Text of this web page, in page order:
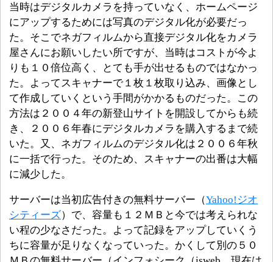
当時はデジタルカメラを持っていなく、ホームページ
にアップするためには写真のデジタル化が必要だっ
た。そこでネガフィルムから直接デジタル化をカメラ
屋さんにお願いしたい所ですが、当時はコストが今よ
りも１０倍位高く、とても手が出せるものではなかっ
た。よってスキャナーで１枚１枚取り込み、画像とし
て作成していくという手間がかかるものだった。この
方法は２００４年の新登山サイトを開設してからも続
き、２００６年春にデジタルカメラを購入するまで続
いた。又、ネガフィルムのデジタル化は２００６年秋
に一括で行った。そのため、スキャナーの出番は大幅
に減少した。
サーバーは当初広告付きの無料サーバー（Yahoo!ジオ
シティーズ）で、容量も１２ＭＢと今では考えられな
い程の少なさだった。よって記録をアップしていくう
ちに容量が足りなくなっていった。かくして別の５０